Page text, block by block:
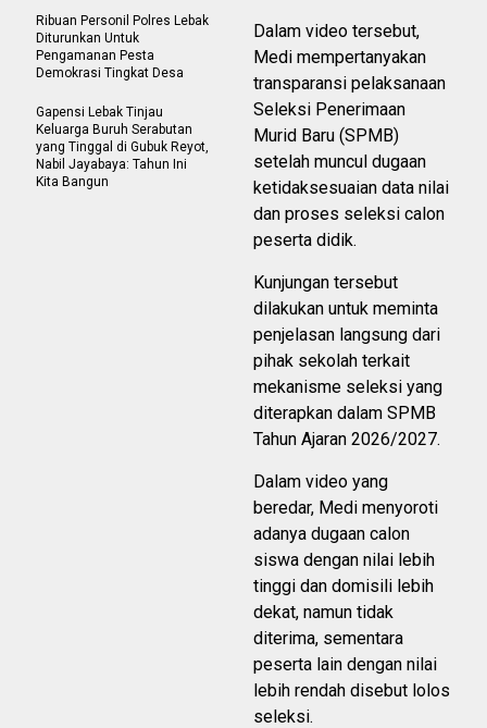
Dalam video tersebut,
Medi mempertanyakan
transparansi pelaksanaan
Seleksi Penerimaan
Murid Baru (SPMB)
setelah muncul dugaan
ketidaksesuaian data nilai
dan proses seleksi calon
peserta didik.
Kunjungan tersebut
dilakukan untuk meminta
penjelasan langsung dari
pihak sekolah terkait
mekanisme seleksi yang
diterapkan dalam SPMB
Tahun Ajaran 2026/2027.
Dalam video yang
beredar, Medi menyoroti
adanya dugaan calon
siswa dengan nilai lebih
tinggi dan domisili lebih
dekat, namun tidak
diterima, sementara
peserta lain dengan nilai
lebih rendah disebut lolos
seleksi.
Ribuan Personil Polres Lebak
Diturunkan Untuk
Pengamanan Pesta
Demokrasi Tingkat Desa
Gapensi Lebak Tinjau
Keluarga Buruh Serabutan
yang Tinggal di Gubuk Reyot,
Nabil Jayabaya: Tahun Ini
Kita Bangun